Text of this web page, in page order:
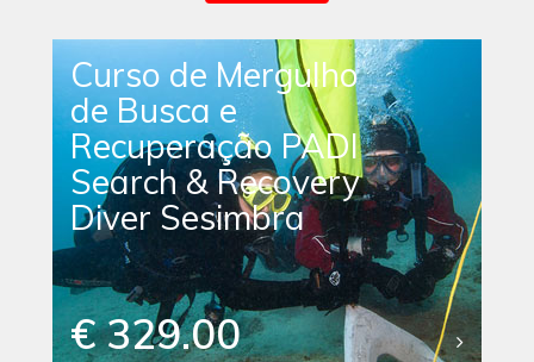
Curso de Mergulho
de Busca e
Recuperação PADI
Search & Recovery
Diver Sesimbra
€ 329.00